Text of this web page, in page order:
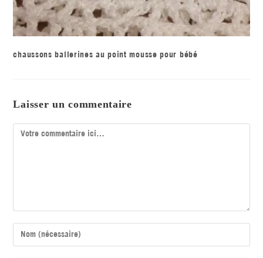
chaussons ballerines au point mousse pour bébé
Laisser un commentaire